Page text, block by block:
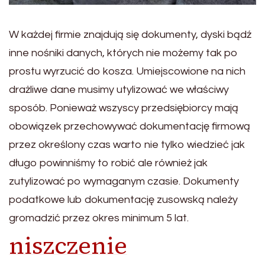
W każdej firmie znajdują się dokumenty, dyski bądź
inne nośniki danych, których nie możemy tak po
prostu wyrzucić do kosza. Umiejscowione na nich
drażliwe dane musimy utylizować we właściwy
sposób. Ponieważ wszyscy przedsiębiorcy mają
obowiązek przechowywać dokumentację firmową
przez określony czas warto nie tylko wiedzieć jak
długo powinniśmy to robić ale również jak
zutylizować po wymaganym czasie. Dokumenty
podatkowe lub dokumentację zusowską należy
gromadzić przez okres minimum 5 lat.
niszczenie